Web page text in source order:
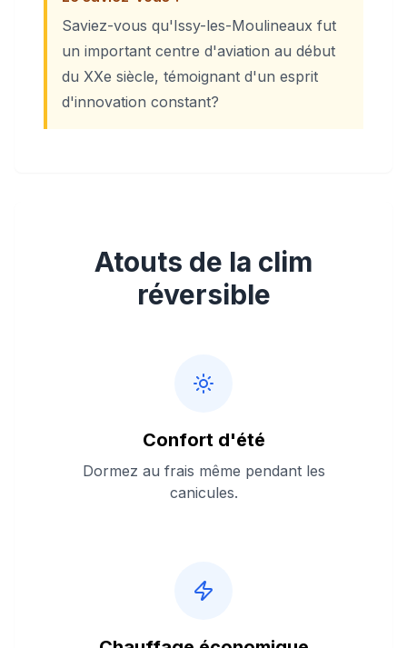
Saviez-vous qu'Issy-les-Moulineaux fut
un important centre d'aviation au début
du XXe siècle, témoignant d'un esprit
d'innovation constant?
Atouts de la clim
réversible
Confort d'été
Dormez au frais même pendant les
canicules.